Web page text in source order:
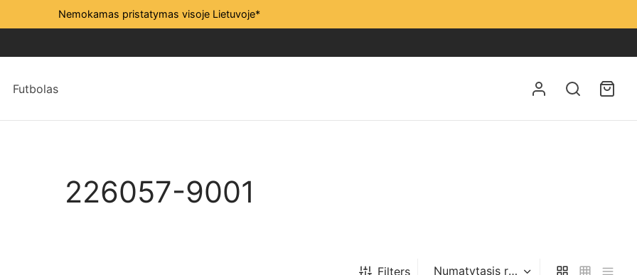
Nemokamas pristatymas visoje Lietuvoje*
Futbolas
226057-9001
Filters